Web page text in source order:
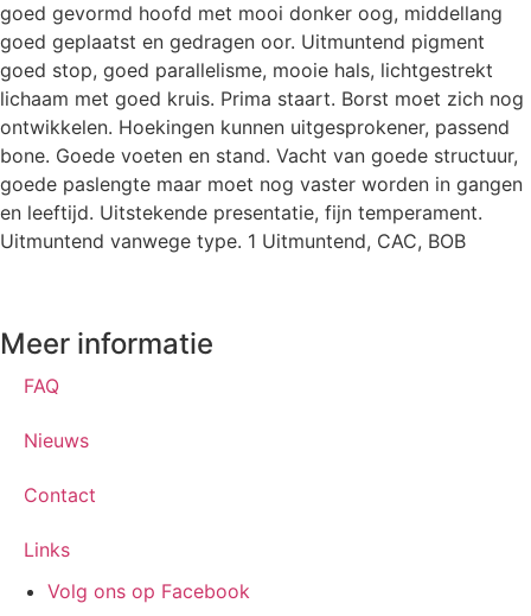
goed gevormd hoofd met mooi donker oog, middellang
goed geplaatst en gedragen oor. Uitmuntend pigment
goed stop, goed parallelisme, mooie hals, lichtgestrekt
lichaam met goed kruis. Prima staart. Borst moet zich nog
ontwikkelen. Hoekingen kunnen uitgesprokener, passend
bone. Goede voeten en stand. Vacht van goede structuur,
goede paslengte maar moet nog vaster worden in gangen
en leeftijd. Uitstekende presentatie, fijn temperament.
Uitmuntend vanwege type. 1 Uitmuntend, CAC, BOB
Meer informatie
FAQ
Nieuws
Contact
Links
Volg ons op Facebook